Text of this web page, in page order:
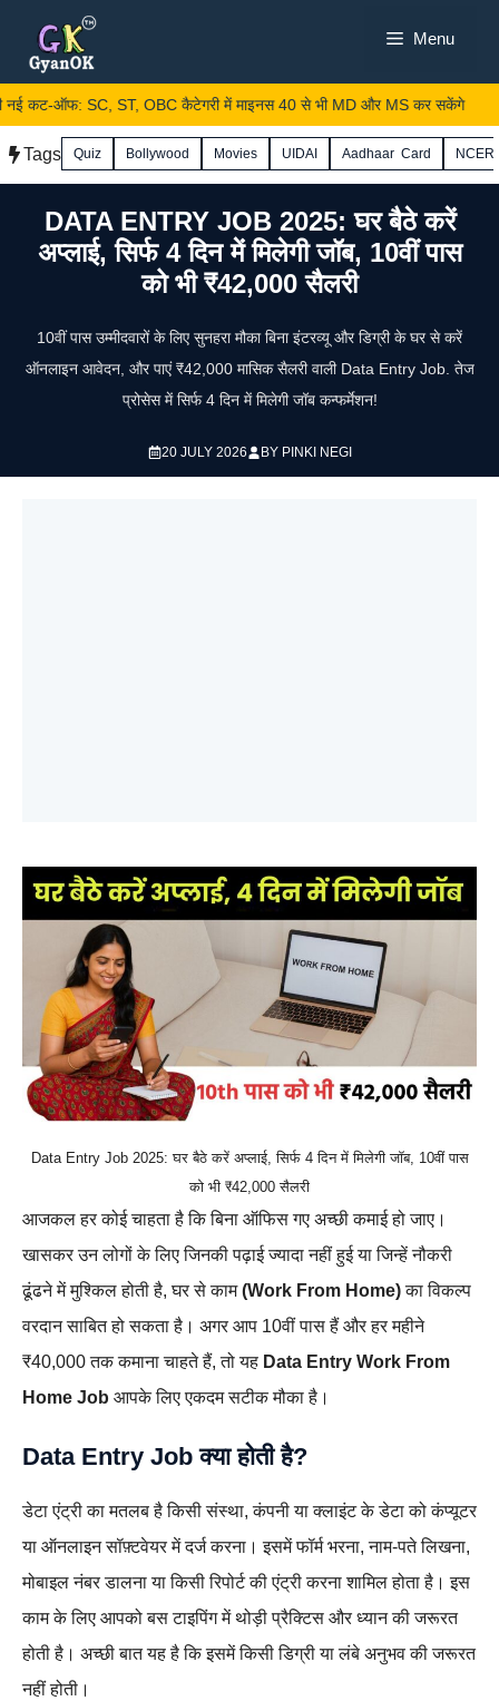
content
Menu
कट-ऑफ: SC, ST, OBC कैटेगरी में माइनस 40 से भी MD और MS कर सकेंगे
Tags Quiz Bollywood Movies UIDAI Aadhaar Card
DATA ENTRY JOB 2025: घर बैठे करें
अप्लाई, सिर्फ 4 दिन में मिलेगी जॉब, 10वीं पास
को भी ₹42,000 सैलरी
10वीं पास उम्मीदवारों के लिए सुनहरा मौका बिना इंटरव्यू और डिग्री के घर से करें
ऑनलाइन आवेदन, और पाएं ₹42,000 मासिक सैलरी वाली Data Entry Job. तेज
प्रोसेस में सिर्फ 4 दिन में मिलेगी जॉब कन्फर्मेशन!
20 JULY 2026 BY PINKI NEGI
Data Entry Job 2025: घर बैठे करें अप्लाई, सिर्फ 4 दिन में मिलेगी जॉब, 10वीं पास
को भी ₹42,000 सैलरी
आजकल हर कोई चाहता है कि बिना ऑफिस गए अच्छी कमाई हो जाए।
खासकर उन लोगों के लिए जिनकी पढ़ाई ज्यादा नहीं हुई या जिन्हें नौकरी
ढूंढने में मुश्किल होती है, घर से काम(Work From Home)का विकल्प
वरदान साबित हो सकता है। अगर आप 10वीं पास हैं और हर महीने
₹40,000 तक कमाना चाहते हैं, तो यह Data Entry Work From
Home Job आपके लिए एकदम सटीक मौका है।
Data Entry Job क्या होती है?
डेटा एंट्री का मतलब है किसी संस्था, कंपनी या क्लाइंट के डेटा को कंप्यूटर
या ऑनलाइन सॉफ़्टवेयर में दर्ज करना। इसमें फॉर्म भरना, नाम-पते लिखना,
मोबाइल नंबर डालना या किसी रिपोर्ट की एंट्री करना शामिल होता है। इस
काम के लिए आपको बस टाइपिंग में थोड़ी प्रैक्टिस और ध्यान की जरूरत
होती है। अच्छी बात यह है कि इसमें किसी डिग्री या लंबे अनुभव की जरूरत
नहीं होती।